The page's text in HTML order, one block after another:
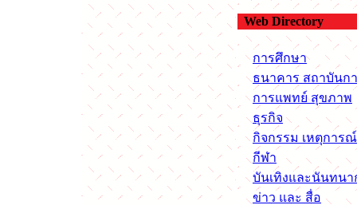
Web Directory
การศึกษา
ธนาคาร สถาบันกา
การแพทย์ สุขภาพ
ธุรกิจ
กิจกรรม เหตุการณ์
กีฬา
บันเทิงและนันทนา
ข่าว และ สื่อ